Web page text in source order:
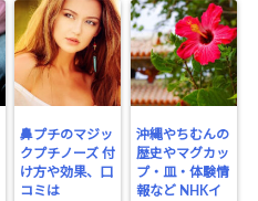
鼻プチのマジッ
クプチノーズ 付
け方や効果、口
コミは
沖縄やちむんの
歴史やマグカッ
プ・皿・体験情
報など NHKイ